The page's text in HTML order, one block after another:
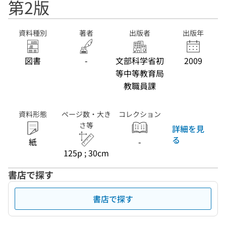
第2版
資料種別
図書
著者
-
出版者
文部科学省初
等中等教育局
教職員課
出版年
2009
資料形態
紙
ページ数・大き
さ等
125p ; 30cm
コレクション
-
詳細を見
る
書店で探す
書店で探す